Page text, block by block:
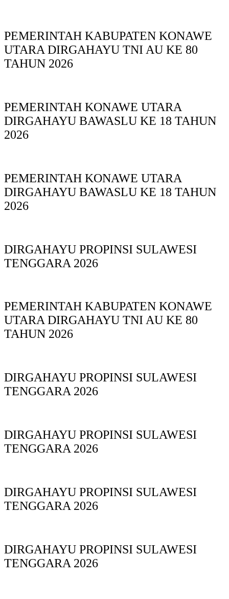
PEMERINTAH KABUPATEN KONAWE
UTARA DIRGAHAYU TNI AU KE 80
TAHUN 2026
PEMERINTAH KONAWE UTARA
DIRGAHAYU BAWASLU KE 18 TAHUN
2026
PEMERINTAH KONAWE UTARA
DIRGAHAYU BAWASLU KE 18 TAHUN
2026
DIRGAHAYU PROPINSI SULAWESI
TENGGARA 2026
PEMERINTAH KABUPATEN KONAWE
UTARA DIRGAHAYU TNI AU KE 80
TAHUN 2026
DIRGAHAYU PROPINSI SULAWESI
TENGGARA 2026
DIRGAHAYU PROPINSI SULAWESI
TENGGARA 2026
DIRGAHAYU PROPINSI SULAWESI
TENGGARA 2026
DIRGAHAYU PROPINSI SULAWESI
TENGGARA 2026